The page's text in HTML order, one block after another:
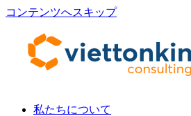
コンテンツへスキップ
私たちについて